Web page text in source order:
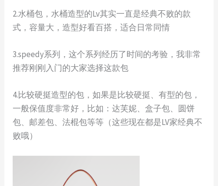
2.水桶包，水桶造型的Lv其实一直是经典不败的款
式，容量大，造型好看百搭，适合日常同情
3.speedy系列，这个系列经历了时间的考验，我非常
推荐刚刚入门的大家选择这款包
4.比较硬挺造型的包，如果是比较硬挺、有型的包，
一般保值度非常好，比如：达芙妮、盒子包、圆饼
包、邮差包、法棍包等等（这些现在都是LV家经典不
败哦）